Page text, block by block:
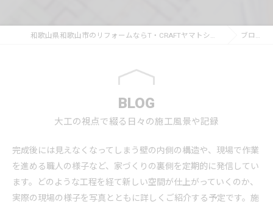
和歌山県和歌山市のリフォームならT・CRAFTヤマトシ株式会社 ブログ
BLOG
大工の視点で綴る日々の施工風景や記録
完成後には見えなくなってしまう壁の内側の構造や、現場で作業
を進める職人の様子など、家づくりの裏側を定期的に発信してい
ます。どのような工程を経て新しい空間が仕上がっていくのか、
実際の現場の様子を写真とともに詳しくご紹介する予定です。施